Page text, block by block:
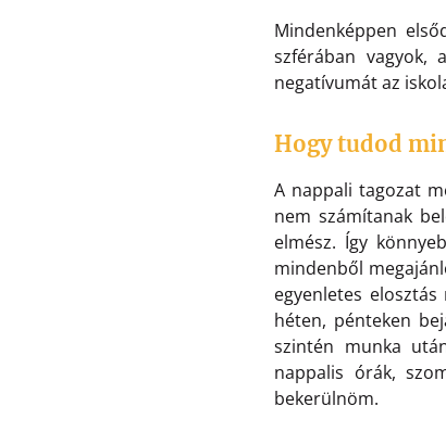
Mindenképpen
szférában vagyok,
negatívumát az
Hogy tudod
A nappali tagozat
nem számítanak
elmész. Így
mindenből
egyenletes
héten, pénteken
szintén munka
nappalis órák,
bekerülnöm.